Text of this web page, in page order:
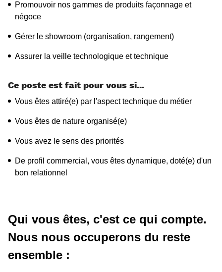
Promouvoir nos gammes de produits façonnage et
négoce
Gérer le showroom (organisation, rangement)
Assurer la veille technologique et technique
Ce poste est fait pour vous si...
Vous êtes attiré(e) par l'aspect technique du métier
Vous êtes de nature organisé(e)
Vous avez le sens des priorités
De profil commercial, vous êtes dynamique, doté(e) d'un
bon relationnel
Qui vous êtes, c'est ce qui compte.
Nous nous occuperons du reste
ensemble :